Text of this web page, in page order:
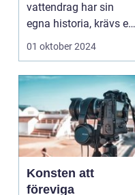
vattendrag har sin
egna historia, krävs en
riktig ko...
01 oktober 2024
Konsten att
föreviga